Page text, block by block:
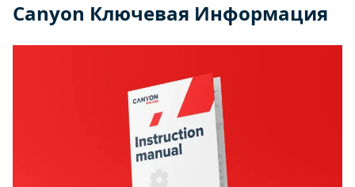
Canyon Ключевая Информация